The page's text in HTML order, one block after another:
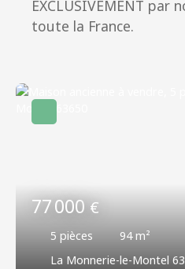
EXCLUSIVEMENT par
toute la France.
77 000€
5 pièces 94m²
La Monnerie-le-Montel